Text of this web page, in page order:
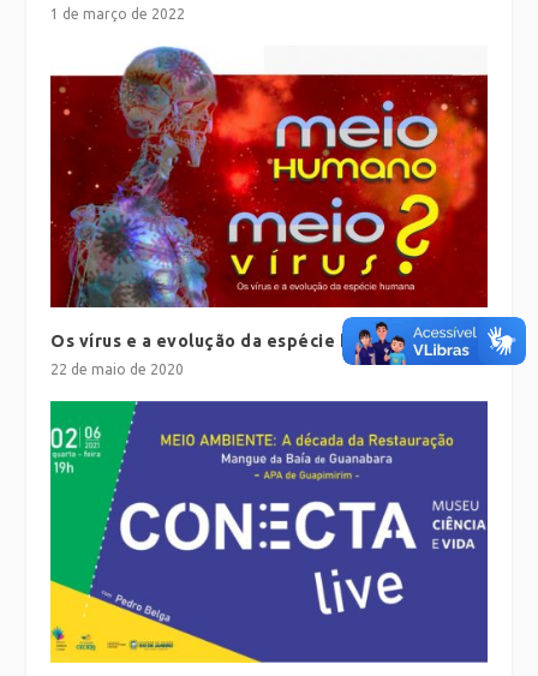
1 de março de 2022
Os vírus e a evolução da espécie humana
22 de maio de 2020